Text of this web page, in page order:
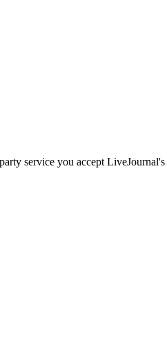
service you accept LiveJournal's